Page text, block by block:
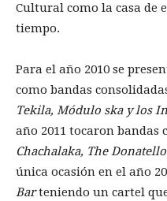
Cultural como la casa de
tiempo.
Para el año 2010 se
como bandas
Tekila, Módulo ska y los
año 2011 tocaron bandas
Chachalaka, The
única ocasión en el año
Barteniendo un cartel